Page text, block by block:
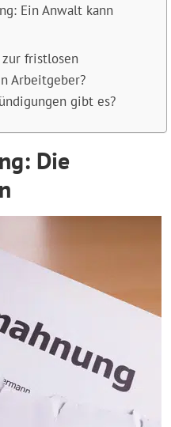
Ein Anwalt kann
zur fristlosen
Arbeitgeber?
gibt es?
Die